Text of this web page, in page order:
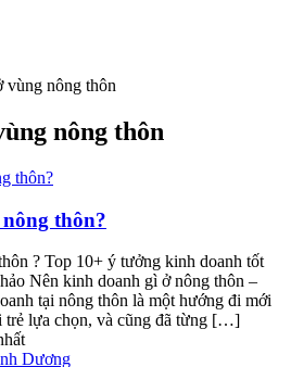
vùng nông thôn
nông thôn
thôn?
? Top 10+ ý tưởng kinh doanh tốt
Nên kinh doanh gì ở nông thôn –
tại nông thôn là một hướng đi mới
trẻ lựa chọn, và cũng đã từng […]